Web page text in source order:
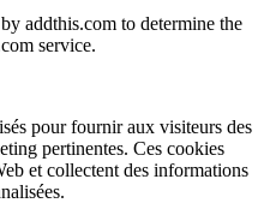
addthis.com to determine the
service.
pour fournir aux visiteurs des
pertinentes. Ces cookies
et collectent des informations